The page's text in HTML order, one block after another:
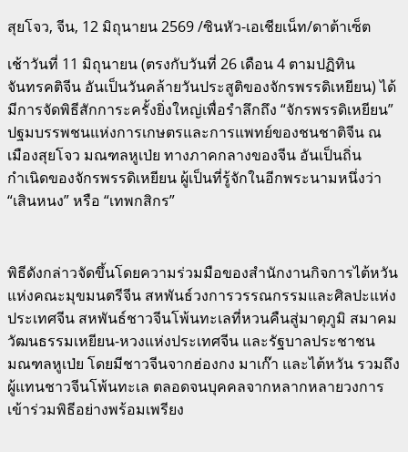
สุยโจว, จีน, 12 มิถุนายน 2569 /ซินหัว-เอเชียเน็ท/ดาต้าเซ็ต
เช้าวันที่ 11 มิถุนายน (ตรงกับวันที่ 26 เดือน 4 ตามปฏิทิน
จันทรคติจีน อันเป็นวันคล้ายวันประสูติของจักรพรรดิเหยียน) ได้
มีการจัดพิธีสักการะครั้งยิ่งใหญ่เพื่อรำลึกถึง “จักรพรรดิเหยียน”
ปฐมบรรพชนแห่งการเกษตรและการแพทย์ของชนชาติจีน ณ
เมืองสุยโจว มณฑลหูเป่ย ทางภาคกลางของจีน อันเป็นถิ่น
กำเนิดของจักรพรรดิเหยียน ผู้เป็นที่รู้จักในอีกพระนามหนึ่งว่า
“เสินหนง” หรือ “เทพกสิกร”
พิธีดังกล่าวจัดขึ้นโดยความร่วมมือของสำนักงานกิจการไต้หวัน
แห่งคณะมุขมนตรีจีน สหพันธ์วงการวรรณกรรมและศิลปะแห่ง
ประเทศจีน สหพันธ์ชาวจีนโพ้นทะเลที่หวนคืนสู่มาตุภูมิ สมาคม
วัฒนธรรมเหยียน-หวงแห่งประเทศจีน และรัฐบาลประชาชน
มณฑลหูเป่ย โดยมีชาวจีนจากฮ่องกง มาเก๊า และไต้หวัน รวมถึง
ผู้แทนชาวจีนโพ้นทะเล ตลอดจนบุคคลจากหลากหลายวงการ
เข้าร่วมพิธีอย่างพร้อมเพรียง